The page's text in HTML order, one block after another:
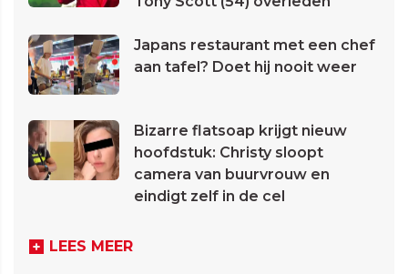
Japans restaurant met een chef
aan tafel? Doet hij nooit weer
Bizarre flatsoap krijgt nieuw
hoofdstuk: Christy sloopt
camera van buurvrouw en
eindigt zelf in de cel
LEES MEER